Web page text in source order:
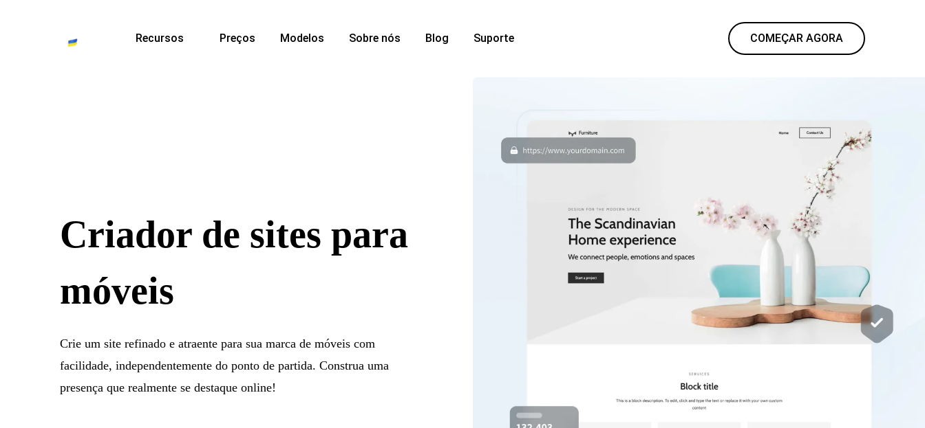
Recursos Preços Modelos Sobre nós Blog Suporte COMEÇAR AGORA
Criador de sites para
móveis
Crie um site refinado e atraente para sua marca de móveis com
facilidade, independentemente do ponto de partida. Construa uma
presença que realmente se destaque online!